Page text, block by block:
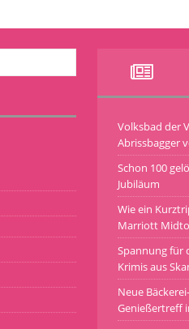
Volksbad der
Abrissbagger
Schon 100
Jubiläum
Wie ein
Marriott
Spannung für
Krimis aus
Neue
Genießertreff